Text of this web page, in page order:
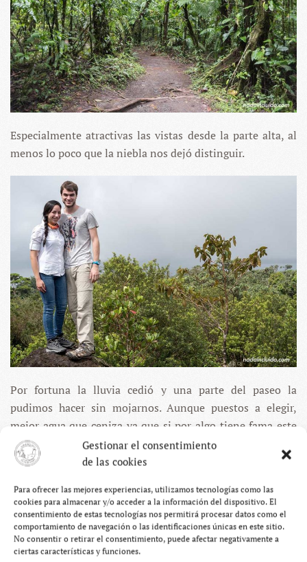
Gestionar el consentimiento
de las cookies
Para ofrecer las mejores experiencias, utilizamos tecnologías como las
cookies para almacenar y/o acceder a la información del dispositivo. El
consentimiento de estas tecnologías nos permitirá procesar datos como el
comportamiento de navegación o las identificaciones únicas en este sitio.
No consentir o retirar el consentimiento, puede afectar negativamente a
ciertas características y funciones.
Especialmente atractivas las vistas desde la parte alta, al
menos lo poco que la niebla nos dejó distinguir.
Por fortuna la lluvia cedió y una parte del paseo la
pudimos hacer sin mojarnos. Aunque puestos a elegir,
mejor agua que ceniza ya que si por algo tiene fama este
coloso es por presentar desde hace un tiempo un nivel de
actividad alto, hasta el punto de que en la entrada del
víctimas que el Arenal ha dejado a su paso.